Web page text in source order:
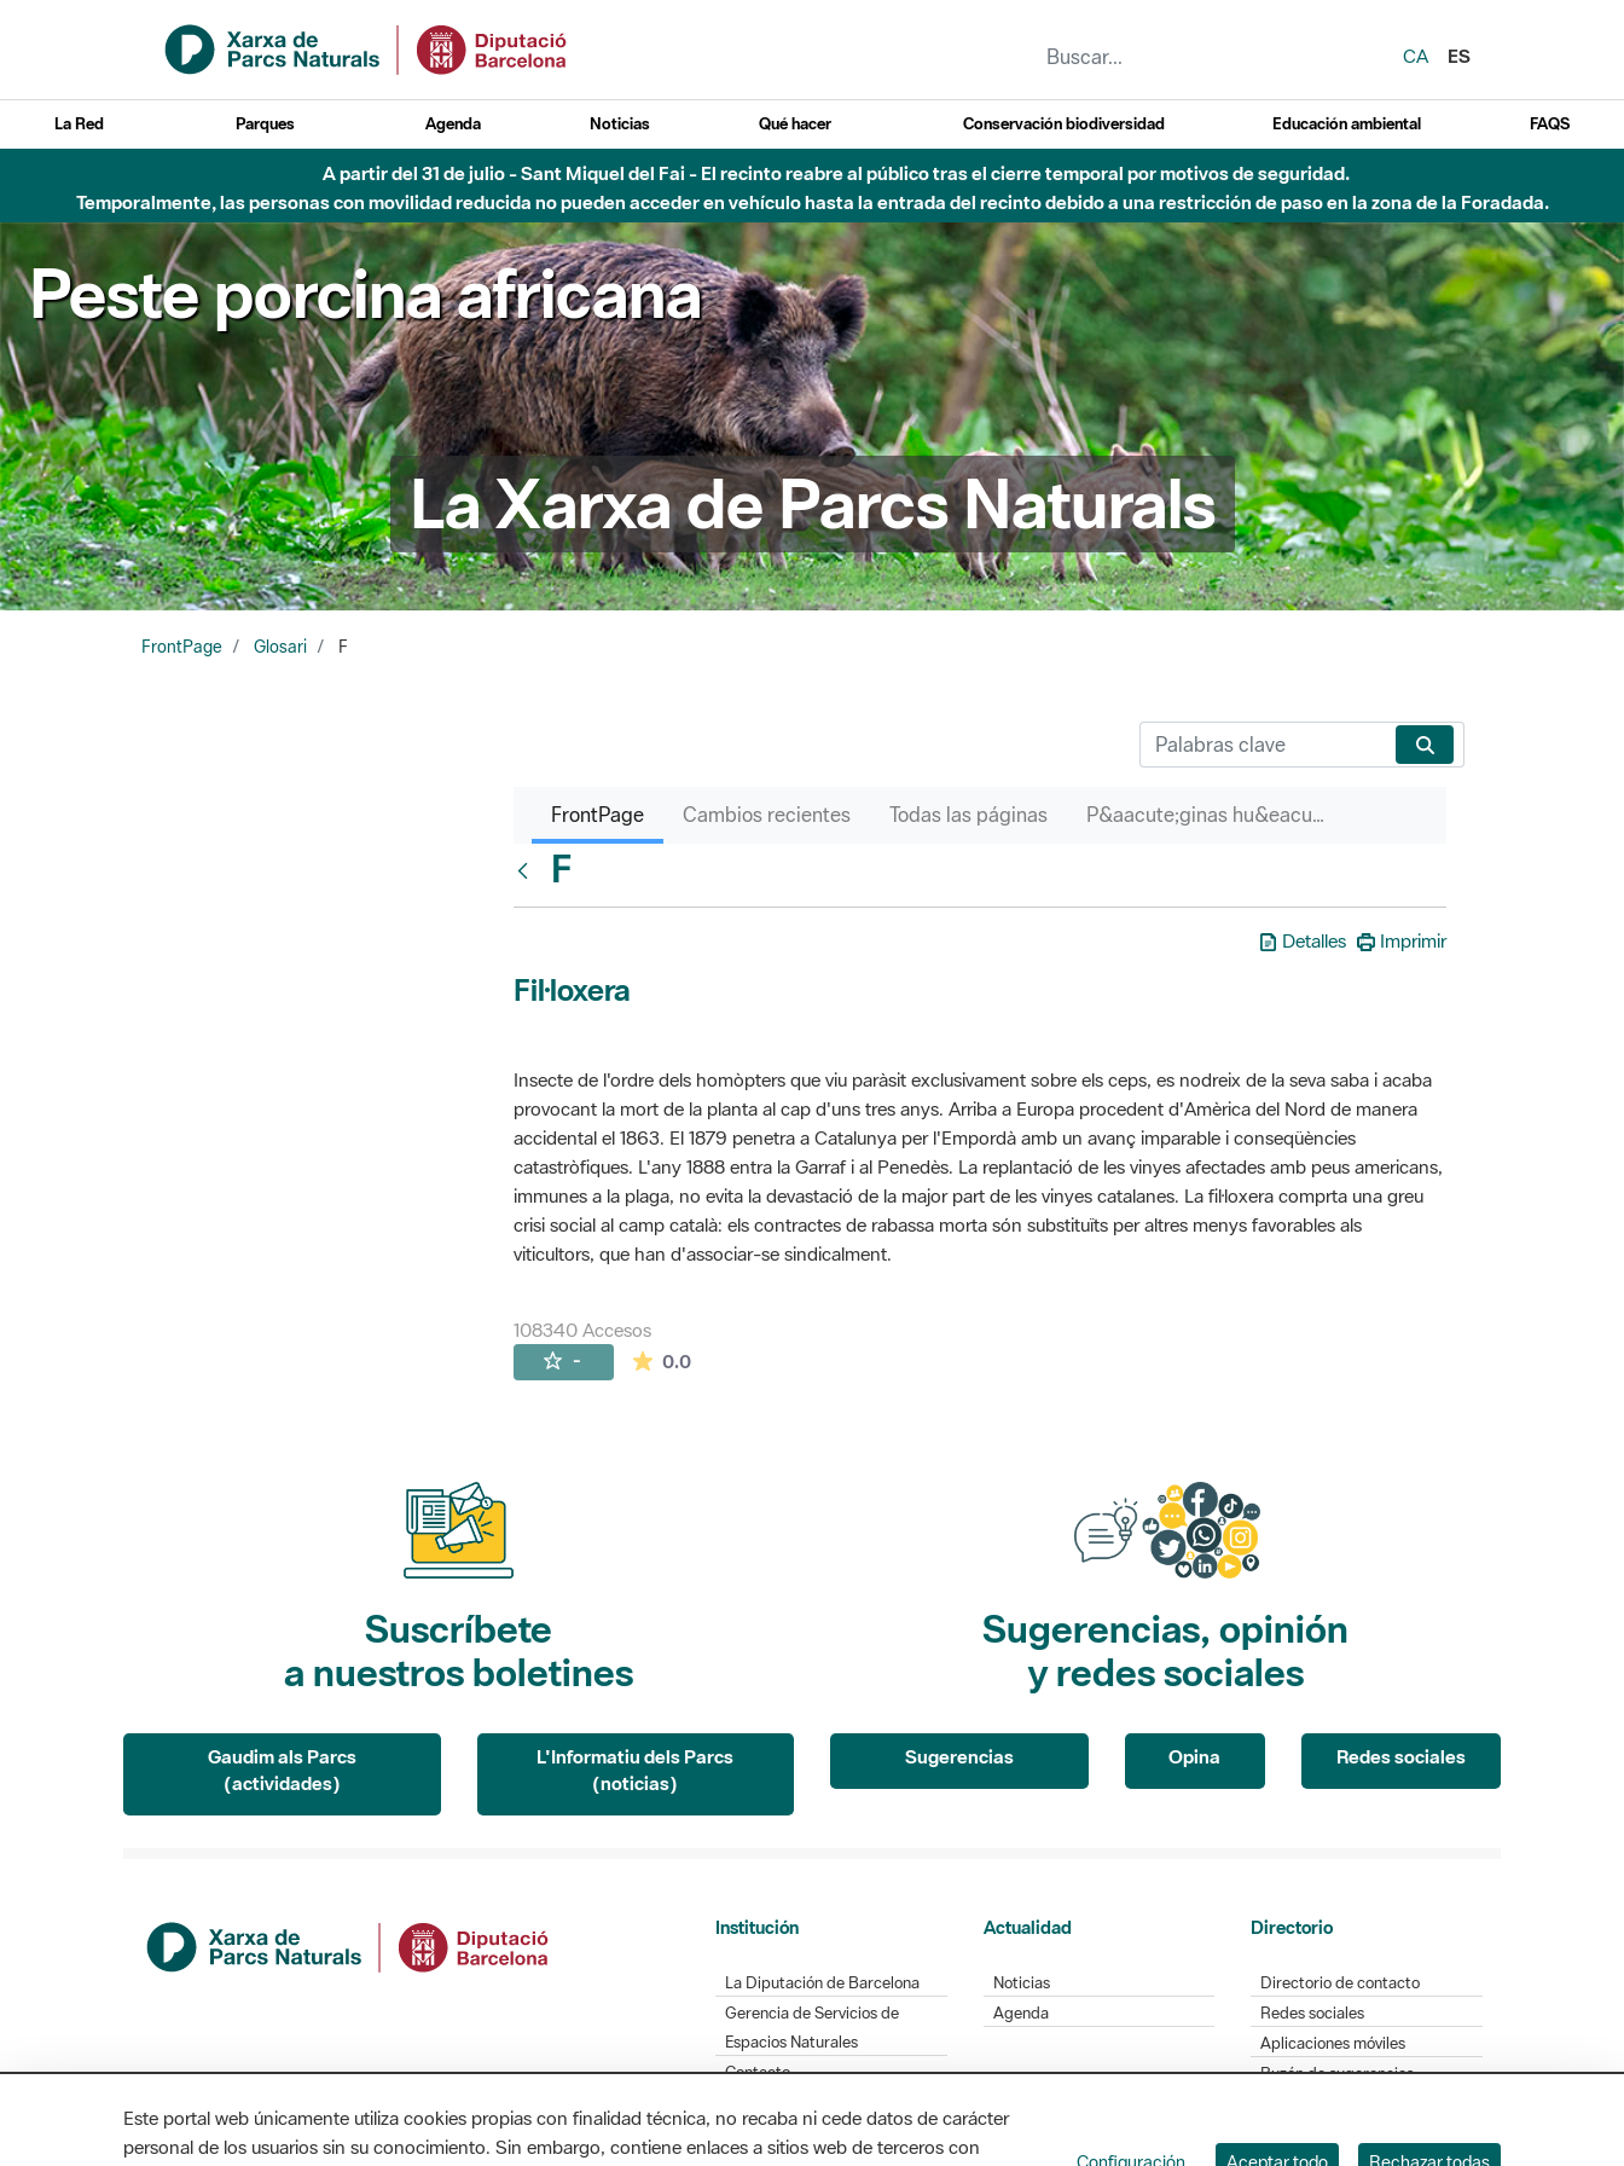
Saltar al contenido principal
CA
ES
La Red Parques Agenda Noticias Qué hacer Conservación biodiversidad Educación ambiental FAQS
A partir del 31 de julio - Sant Miquel del Fai - El recinto reabre al público tras el cierre temporal por motivos de seguridad.
Temporalmente, las personas con movilidad reducida no pueden acceder en vehículo hasta la entrada del recinto debido a una restricción de paso en la zona de la Foradada.
Peste porcina africana
La Xarxa de Parcs Naturals
FrontPage Glosari F
FrontPage Cambios recientes Todas las páginas P&aacute;ginas hu&eacute;rfanas
F
Detalles Imprimir
Fil·loxera
Insecte de l'ordre dels homòpters que viu paràsit exclusivament sobre els ceps, es nodreix de la seva saba i acaba
provocant la mort de la planta al cap d'uns tres anys. Arriba a Europa procedent d'Amèrica del Nord de manera
accidental el 1863. El 1879 penetra a Catalunya per l'Empordà amb un avanç imparable i conseqüències
catastròfiques. L'any 1888 entra la Garraf i al Penedès. La replantació de les vinyes afectades amb peus americans,
immunes a la plaga, no evita la devastació de la major part de les vinyes catalanes. La fil·loxera comprta una greu
crisi social al camp català: els contractes de rabassa morta són substituïts per altres menys favorables als
viticultors, que han d'associar-se sindicalment.
108340 Accesos
- 0.0La valoración media es de 0 estrellas de 5.
Suscríbete
a nuestros boletines
Gaudim als Parcs
(actividades)
L'Informatiu dels Parcs
(noticias)
Sugerencias, opinión
y redes sociales
Sugerencias Opina Redes sociales
Institución
La Diputación de Barcelona
Gerencia de Servicios de
Espacios Naturales
Contacto
Actualidad
Noticias
Agenda
Directorio
Directorio de contacto
Redes sociales
Aplicaciones móviles
Buzón de sugerencias
Este portal web únicamente utiliza cookies propias con finalidad técnica, no recaba ni cede datos de carácter
personal de los usuarios sin su conocimiento. Sin embargo, contiene enlaces a sitios web de terceros con
Configuración Aceptar todo Rechazar todas